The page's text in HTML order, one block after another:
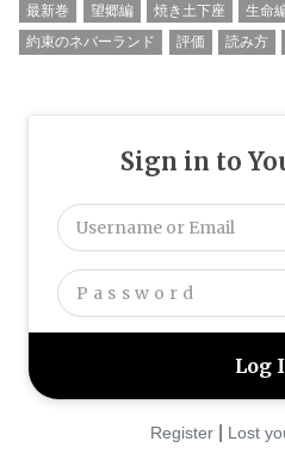
最新巻
望郷編 焼き土下座 生命
約束のネバーランド
評価 読み方
Sign in to
Register| Lost